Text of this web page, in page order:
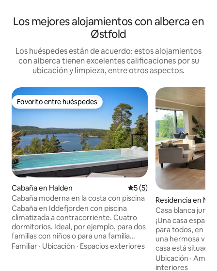
Los mejores alojamientos con alberca en
Østfold
Los huéspedes están de acuerdo: estos alojamientos
con alberca tienen excelentes calificaciones por su
ubicación y limpieza, entre otros aspectos.
Favorito entre huéspedes
Favorito entre huéspedes
Cabaña en Halden Calificación promedio: 5
5 (5)
Cabaña moderna en la costa con piscina
Cabaña en Iddefjorden con piscina
climatizada a contracorriente. Cuatro
dormitorios. Ideal, por ejemplo, para dos
familias con niños o para una familia
numerosa. Varias zonas al aire libre. Aquí
Familiar · Ubicación · Espacios exteriores
Residencia en
Casa blanca junto
con vistas
¡Una casa
para todos, en
una hermosa vista
casa está situada
tanto del bosque
acceso a
Ubicación ·
interiores